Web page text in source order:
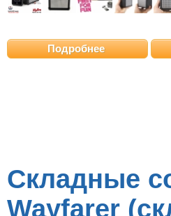
Подробнее
Складные
Wayfarer